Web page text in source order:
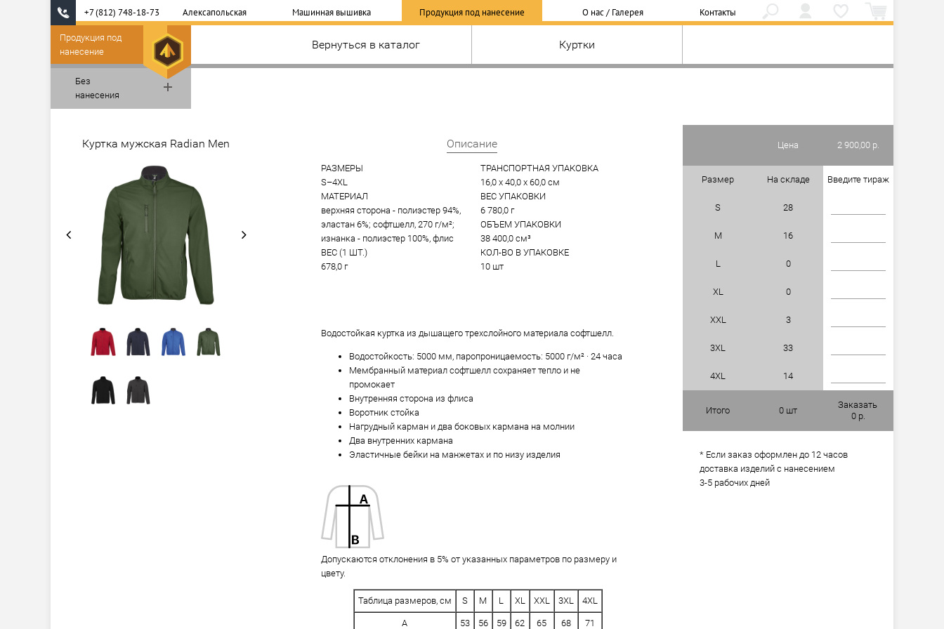
+7 (812) 748-18-73 Алексапольская Машинная вышивка Продукция под нанесение О нас / Галерея Контакты
Вернуться в каталог Куртки
Продукция под
нанесение
Без
нанесения
Куртка мужская Radian Men Цена 2 900,00 р.
Размер На складе Введите тираж
S 28
M 16
L 0
XL 0
XXL 3
3XL 33
4XL 14
Итого 0 шт
Заказать
0 р.
* Если заказ оформлен до 12 часов
доставка изделий с нанесением
3-5 рабочих дней
Описание
РАЗМЕРЫ
S–4XL
МАТЕРИАЛ
верхняя сторона - полиэстер 94%,
эластан 6%; софтшелл, 270 г/м²;
изнанка - полиэстер 100%, флис
ВЕС (1 ШТ.)
678,0 г
ТРАНСПОРТНАЯ УПАКОВКА
16,0 x 40,0 x 60,0 см
ВЕС УПАКОВКИ
6 780,0 г
ОБЪЕМ УПАКОВКИ
38 400,0 см³
КОЛ-ВО В УПАКОВКЕ
10 шт
Водостойкая куртка из дышащего трехслойного материала софтшелл.
Водостойкость: 5000 мм, паропроницаемость: 5000 г/м² · 24 часа
Мембранный материал софтшелл сохраняет тепло и не
промокает
Внутренняя сторона из флиса
Воротник стойка
Нагрудный карман и два боковых кармана на молнии
Два внутренних кармана
Эластичные бейки на манжетах и по низу изделия
Допускаются отклонения в 5% от указанных параметров по размеру и
цвету.
Таблица размеров, см S M L XL XXL 3XL 4XL
A 53 56 59 62 65 68 71